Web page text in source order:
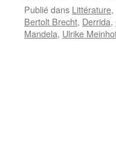
Publié dans Littérature,
Bertolt Brecht, Derrida,
Mandela, Ulrike